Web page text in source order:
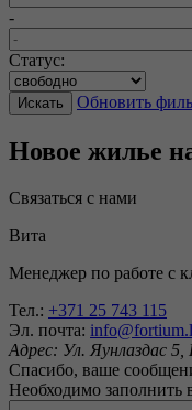
-
Статус:
Искать Обновить
Новое жилье
Связаться с нами
Вита
Менеджер по работе с
Тел.: +371 25 743 115
Эл. почта:
Адрес: Ул. Яунлаздас
Спасибо, ваше
Необходимо заполнить